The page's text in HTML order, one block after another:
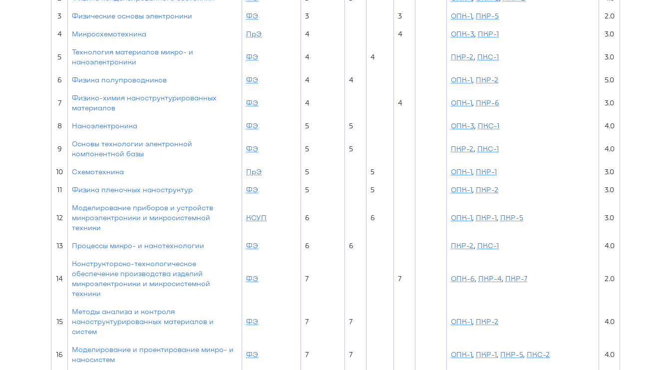
3 Физические основы электроники ФЭ 3 3 ОПК-1, ПКР-5 2.0
4 Микросхемотехника ПрЭ 4 4 ОПК-3, ПКР-1 3.0
5
Технология материалов микро- и
наноэлектроники
ФЭ 4 4 ПКР-2, ПКС-1 3.0
6 Физика полупроводников ФЭ 4 4 ОПК-1, ПКР-2 5.0
7
Физико-химия наноструктурированных
материалов
ФЭ 4 4 ОПК-1, ПКР-6 3.0
8 Наноэлектроника ФЭ 5 5 ОПК-3, ПКС-1 4.0
9
Основы технологии электронной
компонентной базы
ФЭ 5 5 ПКР-2, ПКС-1 4.0
10 Схемотехника ПрЭ 5 5 ОПК-1, ПКР-1 3.0
11 Физика пленочных наноструктур ФЭ 5 5 ОПК-1, ПКР-2 3.0
12
Моделирование приборов и устройств
микроэлектроники и микросистемной
техники
КСУП 6 6 ОПК-1, ПКР-1, ПКР-5 3.0
13 Процессы микро- и нанотехнологии ФЭ 6 6 ПКР-2, ПКС-1 4.0
14
Конструкторско-технологическое
обеспечение производства изделий
микроэлектроники и микросистемной
техники
ФЭ 7 7 ОПК-6, ПКР-4, ПКР-7 2.0
15
Методы анализа и контроля
наноструктурированных материалов и
систем
ФЭ 7 7 ОПК-1, ПКР-2 4.0
16
Моделирование и проектирование микро- и
наносистем
ФЭ 7 7 ОПК-1, ПКР-1, ПКР-5, ПКС-2 4.0